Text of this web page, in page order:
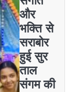
और
भक्ति से
सराबोर
हुई सुर
ताल
संगम की